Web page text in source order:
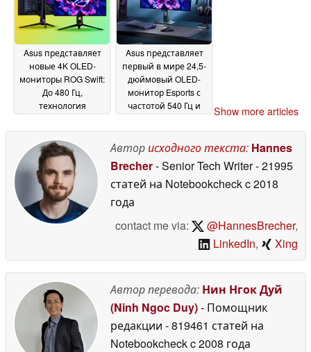
June 2026
Asus представляет
новые 4K OLED-
мониторы ROG Swift:
До 480 Гц,
технология
2026
Asus представляет
первый в мире 24,5-
дюймовый OLED-
монитор Esports с
частотой 540 Гц и
Show more articles
Авторисходного текста: Hannes
Brecher- Senior Tech Writer- 21995
статей на Notebookcheckc 2018
года
contact me via:
@HannesBrecher,
LinkedIn, Xing
Автор перевода: Нин Нгок Дуй
(Ninh Ngoc Duy)- Помощник
редакции - 819461 статей на
Notebookcheckc 2008 года